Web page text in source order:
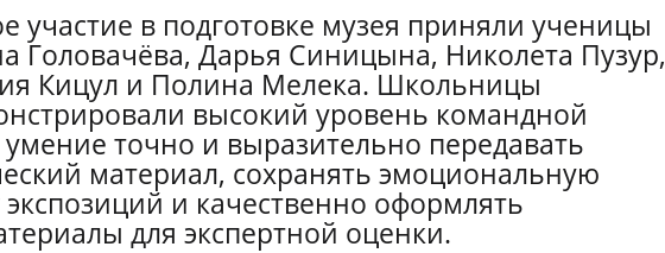
участие в подготовке музея приняли ученицы
Головачёва, Дарья Синицына, Николета Пузур,
Кицул и Полина Мелека. Школьницы
высокий уровень командной
точно и выразительно передавать
материал, сохранять эмоциональную
экспозиций и качественно оформлять
для экспертной оценки.